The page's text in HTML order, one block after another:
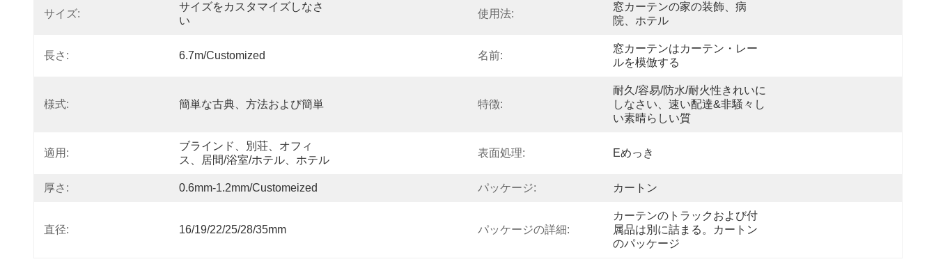
サイズ:
サイズをカスタマイズしなさ
い
使用法:
窓カーテンの家の装飾、病
院、ホテル
長さ: 6.7m/customized 名前:
窓カーテンはカーテン・レー
ルを模倣する
様式: 簡単な古典、方法および簡単 特徴:
耐久/容易/防水/耐火性きれいに
しなさい、速い配達&非騒々し
い素晴らしい質
適用:
ブラインド、別荘、オフィ
ス、居間/浴室/ホテル、ホテル
表面処理: Eめっき
厚さ: 0.6mm-1.2mm/Customeized パッケージ: カートン
直径: 16/19/22/25/28/35mm パッケージの詳細:
カーテンのトラックおよび付
属品は別に詰まる。カートン
のパッケージ